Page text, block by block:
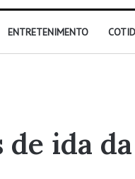
ENTRETENIMENTO
ida